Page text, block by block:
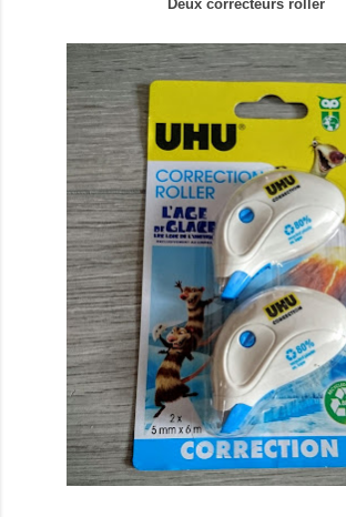
Deux correcteurs roller